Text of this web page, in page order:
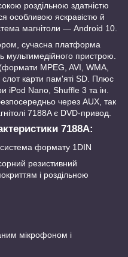
роздільною здатністю
особливою яскравістю й
магнітоли — Android 10.
сучасна платформа
мультимедійного пристрою.
MPEG, AVI, WMA,
слот карти пам'яті SD. Плюс
iPod Nano, Shuffle 3 та ін.
через AUX, так
7188A є DVD-привод.
7188A:
система формату 1DIN
резистивний
і роздільною
мікрофоном і